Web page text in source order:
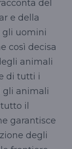
del
e della
gli uomini
così decisa
animali
di tutti i
gli animali
il
garantisce
degli